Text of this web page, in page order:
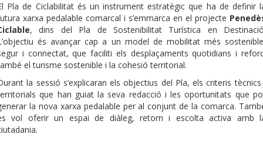
Pla de Ciclabilitat és un instrument estratègic que ha de definir
xarxa pedalable comarcal i s’emmarca en el projecte
, dins del Pla de Sostenibilitat Turística en
és avançar cap a un model de mobilitat més
i connectat, que faciliti els desplaçaments quotidians i
el turisme sostenible i la cohesió territorial.
la sessió s’explicaran els objectius del Pla, els criteris
que han guiat la seva redacció i les oportunitats que
la nova xarxa pedalable per al conjunt de la comarca.
vol oferir un espai de diàleg, retorn i escolta activa amb